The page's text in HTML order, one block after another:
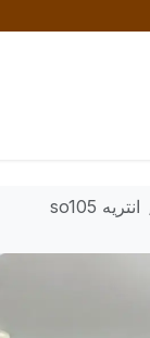
انتريه so105